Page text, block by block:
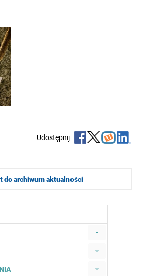
Udostępnij:
do archiwum aktualności